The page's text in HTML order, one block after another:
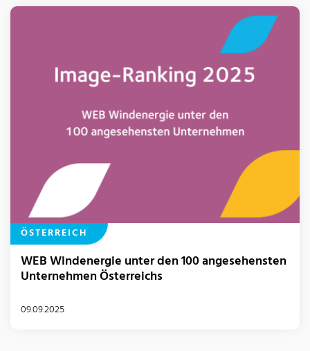
ÖSTERREICH
WEB Windenergie unter den 100 angesehensten
Unternehmen Österreichs
09.09.2025